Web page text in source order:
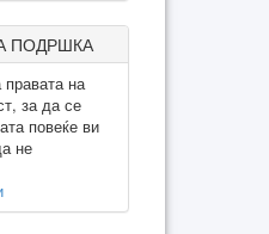
ПОДРШКА
на
за да се
повеќе ви
не